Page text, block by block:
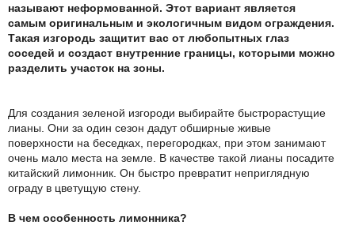
называют неформованной. Этот вариант является
самым оригинальным и экологичным видом ограждения.
Такая изгородь защитит вас от любопытных глаз
соседей и создаст внутренние границы, которыми можно
разделить участок на зоны.
Для создания зеленой изгороди выбирайте быстрорастущие
лианы. Они за один сезон дадут обширные живые
поверхности на беседках, перегородках, при этом занимают
очень мало места на земле. В качестве такой лианы посадите
китайский лимонник. Он быстро превратит неприглядную
ограду в цветущую стену.
В чем особенность лимонника?